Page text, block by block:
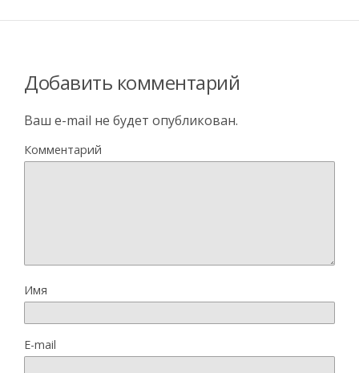
Добавить комментарий
Ваш e-mail не будет опубликован.
Комментарий
Имя
E-mail